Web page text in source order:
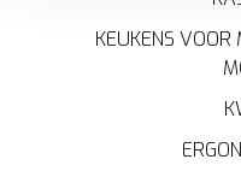
gepersonaliseerde
aangegeven in het
KEUKENS VOOR